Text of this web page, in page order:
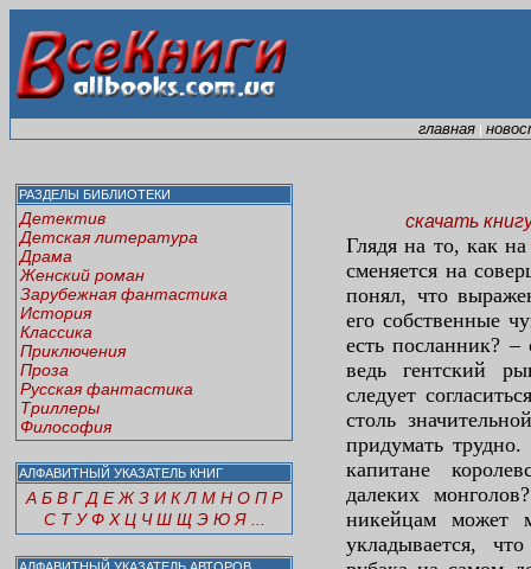
главная |
РАЗДЕЛЫ БИБЛИОТЕКИ
Детектив
Детская литература
Драма
Женский роман
Зарубежная фантастика
История
Классика
Приключения
Проза
Русская фантастика
Триллеры
Философия
АЛФАВИТНЫЙ УКАЗАТЕЛЬ КНИГ
А Б В Г Д Е Ж З И К Л М Н О П Р
С Т У Ф Х Ц Ч Ш Щ Э Ю Я
скачать
Глядя на то, как
сменяется на
понял, что
его собственные
есть посланник?
ведь гентский
следует
столь
придумать
капитане
далеких
никейцам может
укладывается,